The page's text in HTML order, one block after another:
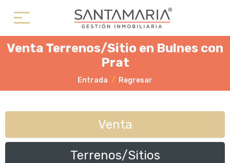
Venta Terrenos/Sitio en Bulnes con
Prat
Entrada Regresar
Venta
Terrenos/Sitios